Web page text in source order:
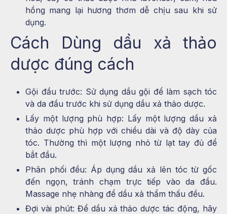
hồng mang lại hương thơm dễ chịu sau khi sử
dụng.
Cách Dùng dầu xả thảo
dược đúng cách
Gội đầu trước: Sử dụng dầu gội để làm sạch tóc
và da đầu trước khi sử dụng dầu xả thảo dược.
Lấy một lượng phù hợp: Lấy một lượng dầu xả
thảo dược phù hợp với chiều dài và độ dày của
tóc. Thường thì một lượng nhỏ từ lạt tay đủ để
bắt đầu.
Phân phối đều: Áp dụng dầu xả lên tóc từ gốc
đến ngọn, tránh chạm trực tiếp vào da đầu.
Massage nhẹ nhàng để dầu xả thẩm thấu đều.
Đợi vài phút: Để dầu xả thảo dược tác động, hãy